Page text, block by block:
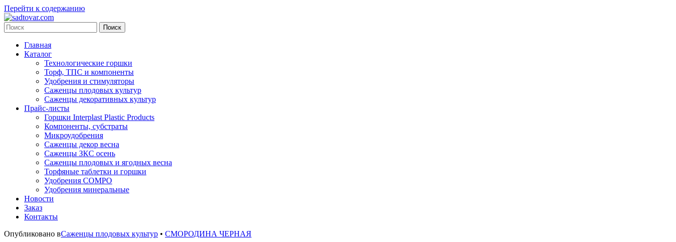
Перейти к содержанию
Главная
Каталог
Технологические горшки
Торф, ТПС и компоненты
Удобрения и стимуляторы
Саженцы плодовых культур
Саженцы декоративных культур
Прайс-листы
Горшки Interplast Plastic Products
Компоненты, субстраты
Микроудобрения
Саженцы декор весна
Саженцы ЗКС осень
Саженцы плодовых и ягодных весна
Торфяные таблетки и горшки
Удобрения COMPO
Удобрения минеральные
Новости
Заказ
Контакты
Опубликовано вСаженцы плодовых культур • СМОРОДИНА ЧЕРНАЯ